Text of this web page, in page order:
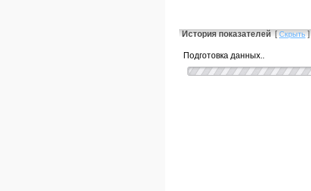
История показателей [Скрыть]
Подготовка данных..